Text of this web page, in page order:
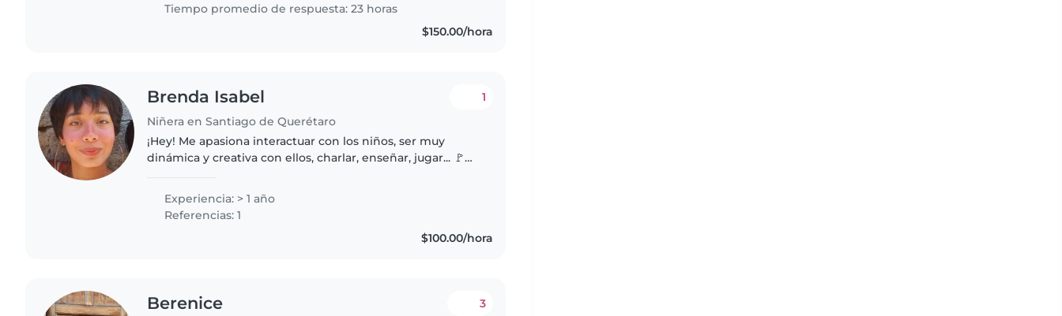
Tiempo promedio de respuesta: 23 horas
$150.00/hora
Brenda Isabel
Niñera en Santiago de Querétaro
1
¡Hey! Me apasiona interactuar con los niños, ser muy
dinámica y creativa con ellos, charlar, enseñar, jugar... 🚩
me encanta adaptarme..
Experiencia: > 1 año
Referencias: 1
$100.00/hora
Berenice 3